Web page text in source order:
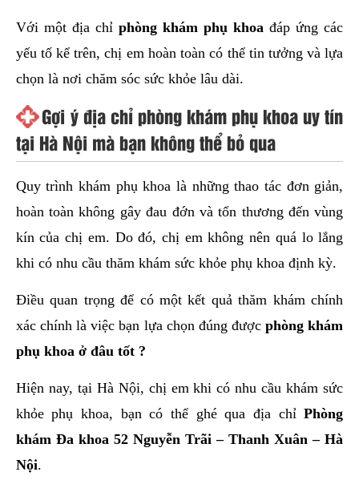
Với một địa chỉ phòng khám phụ khoa đáp ứng các
yếu tố kể trên, chị em hoàn toàn có thể tin tưởng và lựa
chọn là nơi chăm sóc sức khỏe lâu dài.
Gợi ý địa chỉ phòng khám phụ khoa uy tín
tại Hà Nội mà bạn không thể bỏ qua
Quy trình khám phụ khoa là những thao tác đơn giản,
hoàn toàn không gây đau đớn và tổn thương đến vùng
kín của chị em. Do đó, chị em không nên quá lo lắng
khi có nhu cầu thăm khám sức khỏe phụ khoa định kỳ.
Điều quan trọng để có một kết quả thăm khám chính
xác chính là việc bạn lựa chọn đúng đượcphòng khám
phụ khoa ở đâu tốt ?
Hiện nay, tại Hà Nội, chị em khi có nhu cầu khám sức
khỏe phụ khoa, bạn có thể ghé qua địa chỉPhòng
khám Đa khoa 52 Nguyễn Trãi – Thanh Xuân – Hà
Nội.